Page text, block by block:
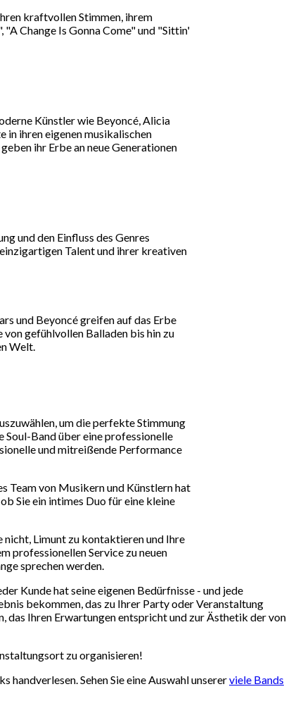
kraftvollen Stimmen, ihrem
Change Is Gonna Come" und "Sittin'
Künstler wie Beyoncé, Alicia
in ihren eigenen musikalischen
ihr Erbe an neue Generationen
und den Einfluss des Genres
Talent und ihrer kreativen
und Beyoncé greifen auf das Erbe
von gefühlvollen Balladen bis hin zu
Welt.
um die perfekte Stimmung
Soul-Band über eine professionelle
und mitreißende Performance
Team von Musikern und Künstlern hat
Sie ein intimes Duo für eine kleine
nicht, Limunt zu kontaktieren und Ihre
professionellen Service zu neuen
sprechen werden.
Kunde hat seine eigenen Bedürfnisse - und jede
bekommen, das zu Ihrer Party oder Veranstaltung
das Ihren Erwartungen entspricht und zur Ästhetik der von
zu organisieren!
Sehen Sie eine Auswahl unsererviele Bands